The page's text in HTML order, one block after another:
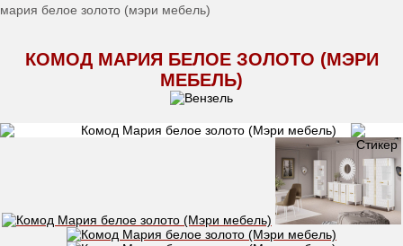
мария белое золото (мэри мебель)
КОМОД МАРИЯ БЕЛОЕ ЗОЛОТО (МЭРИ
МЕБЕЛЬ)